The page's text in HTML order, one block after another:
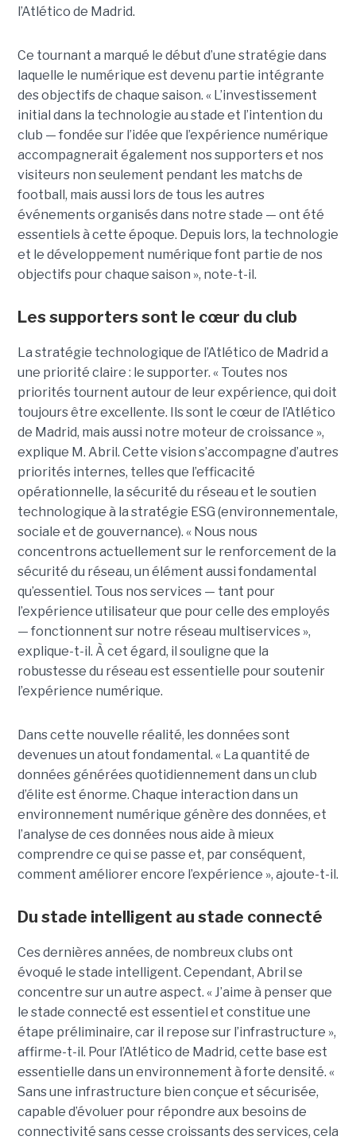
l’Atlético de Madrid.
Ce tournant a marqué le début d’une stratégie dans
laquelle le numérique est devenu partie intégrante
des objectifs de chaque saison. « L’investissement
initial dans la technologie au stade et l’intention du
club — fondée sur l’idée que l’expérience numérique
accompagnerait également nos supporters et nos
visiteurs non seulement pendant les matchs de
football, mais aussi lors de tous les autres
événements organisés dans notre stade — ont été
essentiels à cette époque. Depuis lors, la technologie
et le développement numérique font partie de nos
objectifs pour chaque saison », note-t-il.
Les supporters sont le cœur du club
La stratégie technologique de l’Atlético de Madrid a
une priorité claire : le supporter. « Toutes nos
priorités tournent autour de leur expérience, qui doit
toujours être excellente. Ils sont le cœur de l’Atlético
de Madrid, mais aussi notre moteur de croissance »,
explique M. Abril. Cette vision s’accompagne d’autres
priorités internes, telles que l’efficacité
opérationnelle, la sécurité du réseau et le soutien
technologique à la stratégie ESG (environnementale,
sociale et de gouvernance). « Nous nous
concentrons actuellement sur le renforcement de la
sécurité du réseau, un élément aussi fondamental
qu’essentiel. Tous nos services — tant pour
l’expérience utilisateur que pour celle des employés
— fonctionnent sur notre réseau multiservices »,
explique-t-il. À cet égard, il souligne que la
robustesse du réseau est essentielle pour soutenir
l’expérience numérique.
Dans cette nouvelle réalité, les données sont
devenues un atout fondamental. « La quantité de
données générées quotidiennement dans un club
d’élite est énorme. Chaque interaction dans un
environnement numérique génère des données, et
l’analyse de ces données nous aide à mieux
comprendre ce qui se passe et, par conséquent,
comment améliorer encore l’expérience », ajoute-t-il.
Du stade intelligent au stade connecté
Ces dernières années, de nombreux clubs ont
évoqué le stade intelligent. Cependant, Abril se
concentre sur un autre aspect. « J’aime à penser que
le stade connecté est essentiel et constitue une
étape préliminaire, car il repose sur l’infrastructure »,
affirme-t-il. Pour l’Atlético de Madrid, cette base est
essentielle dans un environnement à forte densité. «
Sans une infrastructure bien conçue et sécurisée,
capable d’évoluer pour répondre aux besoins de
connectivité sans cesse croissants des services, cela